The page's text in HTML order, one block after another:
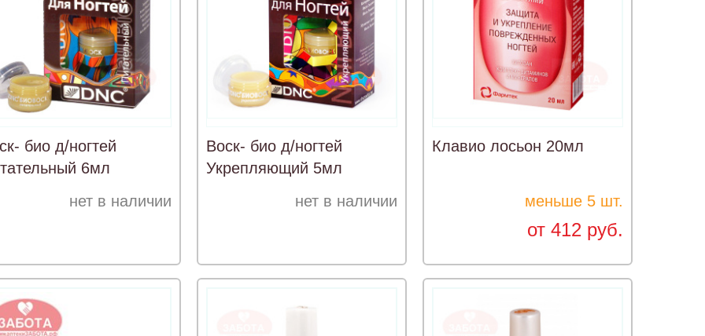
био д/ногтей
6мл
нет в наличии
Воск- био д/ногтей
Укрепляющий 5мл
нет в наличии
Клавио лосьон 20мл
меньше 5 шт.
от 412 руб.